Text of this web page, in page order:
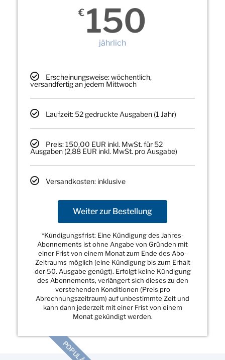
€ 150
jährlich
Erscheinungsweise: wöchentlich,
versandfertig an jedem Mittwoch
Laufzeit: 52 gedruckte Ausgaben (1 Jahr)
Preis: 150,00 EUR inkl. MwSt. für 52
Ausgaben (2,88 EUR inkl. MwSt. pro Ausgabe)
Versandkosten: inklusive
Weiter zur Bestellung
*Kündigungsfrist: Eine Kündigung des Jahres-
Abonnements ist ohne Angabe von Gründen mit
einer Frist von einem Monat zum Ende des Abo-
Zeitraums möglich (eine Kündigung bis zum Erhalt
der 50. Ausgabe genügt). Erfolgt keine Kündigung
des Abonnements, verlängert sich dieses zu den
vorstehenden Konditionen (Preis pro
Abrechnungszeitraum) auf unbestimmte Zeit und
kann dann jederzeit mit einer Frist von einem
Monat gekündigt werden.
POPULÄR